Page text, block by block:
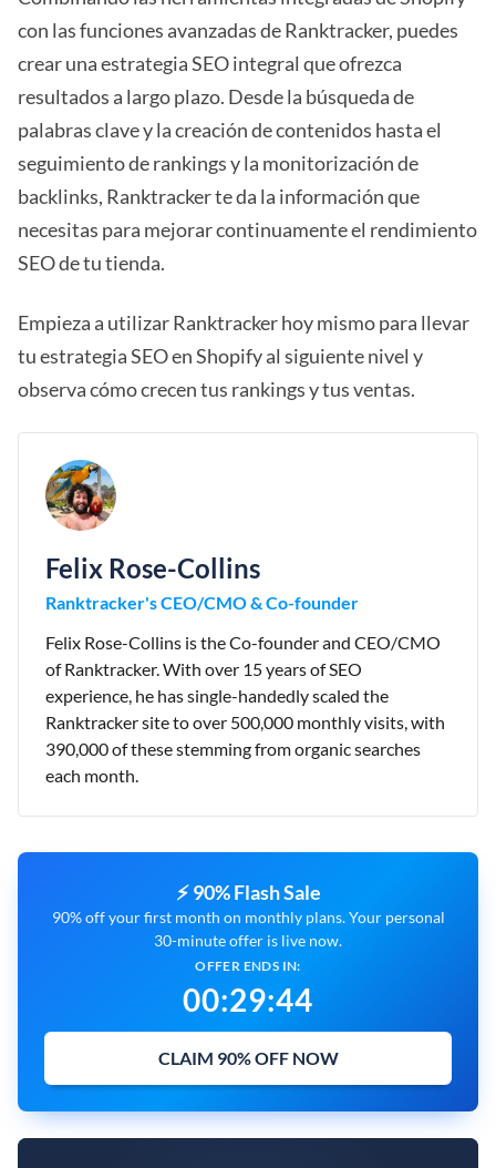
con las funciones avanzadas de Ranktracker, puedes
crear una estrategia SEO integral que ofrezca
resultados a largo plazo. Desde la búsqueda de
palabras clave y la creación de contenidos hasta el
seguimiento de rankings y la monitorización de
backlinks, Ranktracker te da la información que
necesitas para mejorar continuamente el rendimiento
SEO de tu tienda.
Empieza a utilizar Ranktracker hoy mismo para llevar
tu estrategia SEO en Shopify al siguiente nivel y
observa cómo crecen tus rankings y tus ventas.
Felix Rose-Collins
Ranktracker's CEO/CMO & Co-founder
Felix Rose-Collins is the Co-founder and CEO/CMO
of Ranktracker. With over 15 years of SEO
experience, he has single-handedly scaled the
Ranktracker site to over 500,000 monthly visits, with
390,000 of these stemming from organic searches
each month.
⚡ 90% Flash Sale
90% off your first month on monthly plans. Your personal
30-minute offer is live now.
OFFER ENDS IN:
00:29:43
CLAIM 90% OFF NOW